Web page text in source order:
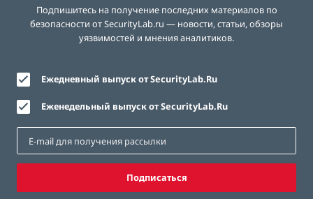
Подпишитесь на получение последних материалов по
безопасности от SecurityLab.ru — новости, статьи, обзоры
уязвимостей и мнения аналитиков.
Ежедневный выпуск от SecurityLab.Ru
Еженедельный выпуск от SecurityLab.Ru
Подписаться